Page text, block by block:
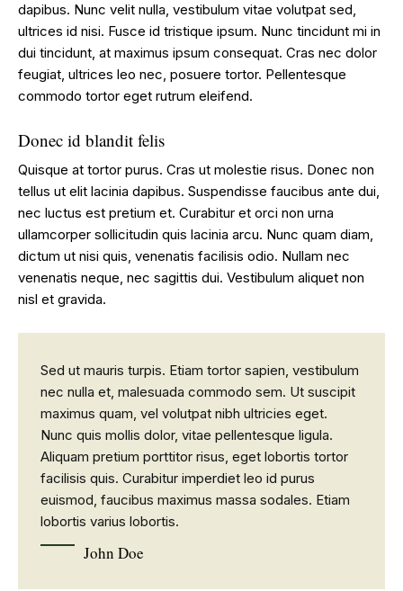
dapibus. Nunc velit nulla, vestibulum vitae volutpat sed,
ultrices id nisi. Fusce id tristique ipsum. Nunc tincidunt mi in
dui tincidunt, at maximus ipsum consequat. Cras nec dolor
feugiat, ultrices leo nec, posuere tortor. Pellentesque
commodo tortor eget rutrum eleifend.
Donec id blandit felis
Quisque at tortor purus. Cras ut molestie risus. Donec non
tellus ut elit lacinia dapibus. Suspendisse faucibus ante dui,
nec luctus est pretium et. Curabitur et orci non urna
ullamcorper sollicitudin quis lacinia arcu. Nunc quam diam,
dictum ut nisi quis, venenatis facilisis odio. Nullam nec
venenatis neque, nec sagittis dui. Vestibulum aliquet non
nisl et gravida.
Sed ut mauris turpis. Etiam tortor sapien, vestibulum
nec nulla et, malesuada commodo sem. Ut suscipit
maximus quam, vel volutpat nibh ultricies eget.
Nunc quis mollis dolor, vitae pellentesque ligula.
Aliquam pretium porttitor risus, eget lobortis tortor
facilisis quis. Curabitur imperdiet leo id purus
euismod, faucibus maximus massa sodales. Etiam
lobortis varius lobortis.
John Doe